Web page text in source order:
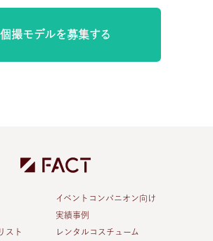
個撮モデルを募集する
イベントコンパニオン向け
実績事例
スト
レンタルコスチューム